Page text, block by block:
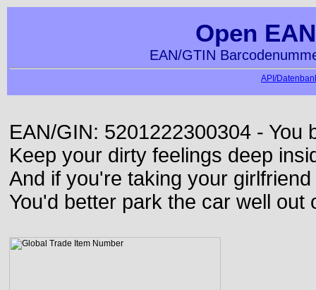
Open
EAN/GTIN
API/
EAN/GIN: 5201222300304 - You
Keep your dirty feelings deep
And if you're taking your
You'd better park the car well out